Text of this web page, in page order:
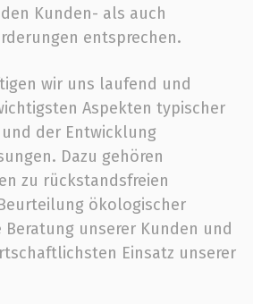
Kunden- als auch
entsprechen.
wir uns laufend und
Aspekten typischer
der Entwicklung
Dazu gehören
zu rückstandsfreien
ökologischer
Beratung unserer Kunden und
Einsatz unserer